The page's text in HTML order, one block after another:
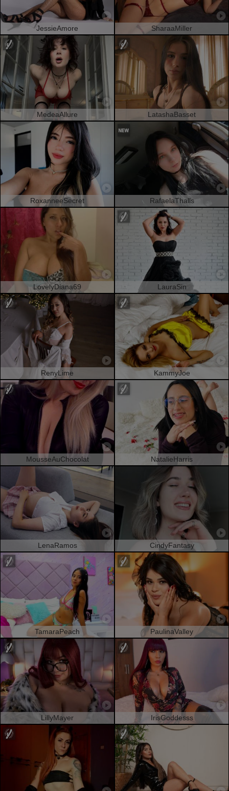
JessieAmore SharaaMiller
MedeaAllure LatashaBasset
RoxanneeSecret RafaelaThalls
LovelyDiana69 LauraSin
RenyLime KammyJoe
MousseAuChocolat NatalieHarris
LenaRamos CindyFantasy
TamaraPeach PaulinaValley
LillyMayer IrisGoddesss